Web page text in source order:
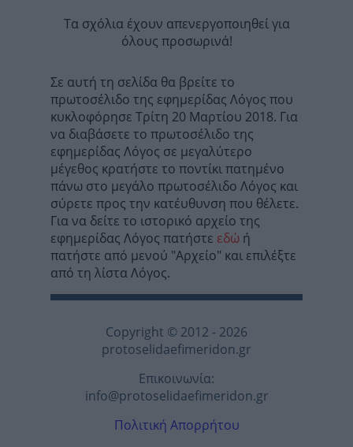
Τα σχόλια έχουν απενεργοποιηθεί για
όλους προσωρινά!
Σε αυτή τη σελίδα θα βρείτε το
πρωτοσέλιδο της εφημερίδας Λόγος που
κυκλοφόρησε Τρίτη 20 Μαρτίου 2018. Για
να διαβάσετε το πρωτοσέλιδο της
εφημερίδας Λόγος σε μεγαλύτερο
μέγεθος κρατήστε το ποντίκι πατημένο
πάνω στο μεγάλο πρωτοσέλιδο Λόγος και
σύρετε προς την κατέυθυνση που θέλετε.
Για να δείτε το ιστορικό αρχείο της
εφημερίδας Λόγος πατήστε εδώ ή
πατήστε από μενού "Αρχείο" και επιλέξτε
από τη λίστα Λόγος.
Copyright © 2012 - 2026
protoselidaefimeridon.gr
Επικοινωνία:
info@protoselidaefimeridon.gr
Πολιτική Απορρήτου